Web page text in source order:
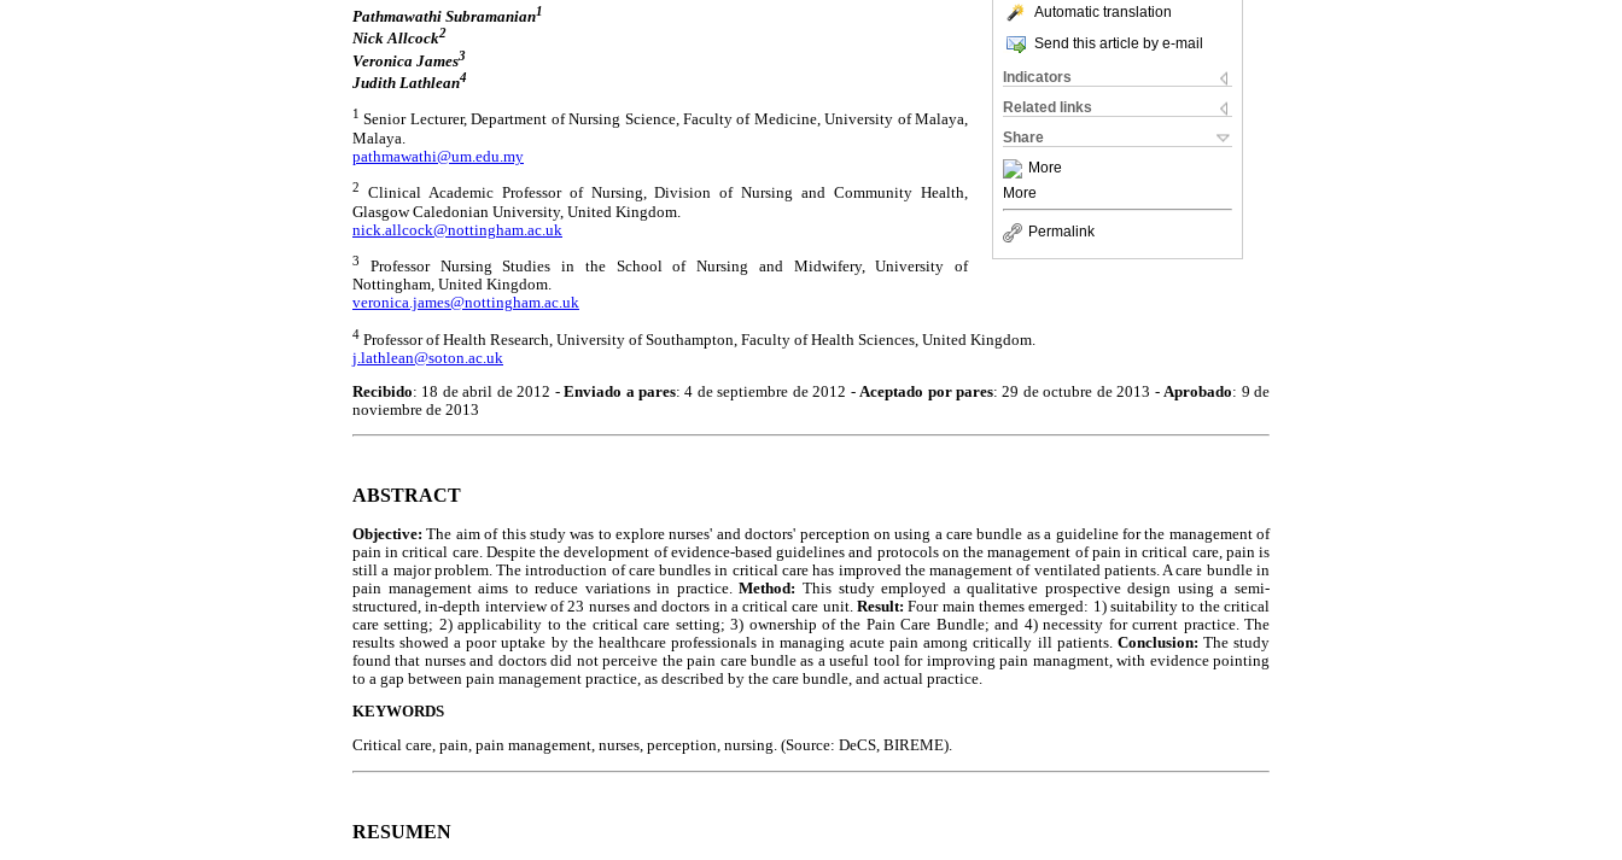
Automatic translation
Send this article by e-mail
Indicators
Related links
Share
More
More
Permalink
Pathmawathi Subramanian1
Nick Allcock2
Veronica James3
Judith Lathlean4
1 Senior Lecturer, Department of Nursing Science, Faculty of Medicine, University of Malaya,
Malaya.
pathmawathi@um.edu.my
2
Clinical Academic Professor of Nursing, Division of Nursing and Community Health,
Glasgow Caledonian University, United Kingdom.
nick.allcock@nottingham.ac.uk
3
Professor Nursing Studies in the School of Nursing and Midwifery, University of
Nottingham, United Kingdom.
veronica.james@nottingham.ac.uk
4 Professor of Health Research, University of Southampton, Faculty of Health Sciences, United Kingdom.
j.lathlean@soton.ac.uk
Recibido: 18 de abril de 2012 -Enviado a pares: 4 de septiembre de 2012 - Aceptado por pares: 29 de octubre de 2013 - Aprobado: 9 de
noviembre de 2013
ABSTRACT
Objective:The aim of this study was to explore nurses' and doctors' perception on using a care bundle as a guideline for the management of
pain in critical care. Despite the development of evidence-based guidelines and protocols on the management of pain in critical care, pain is
still a major problem. The introduction of care bundles in critical care has improved the management of ventilated patients. A care bundle in
pain management aims to reduce variations in practice.Method:This study employed a qualitative prospective design using a semi-
structured, in-depth interview of 23 nurses and doctors in a critical care unit.Result:Four main themes emerged: 1) suitability to the critical
care setting; 2) applicability to the critical care setting; 3) ownership of the Pain Care Bundle; and 4) necessity for current practice. The
results showed a poor uptake by the healthcare professionals in managing acute pain among critically ill patients. Conclusion: The study
found that nurses and doctors did not perceive the pain care bundle as a useful tool for improving pain managment, with evidence pointing
to a gap between pain management practice, as described by the care bundle, and actual practice.
KEYWORDS
Critical care, pain, pain management, nurses, perception, nursing. (Source: DeCS, BIREME).
RESUMEN